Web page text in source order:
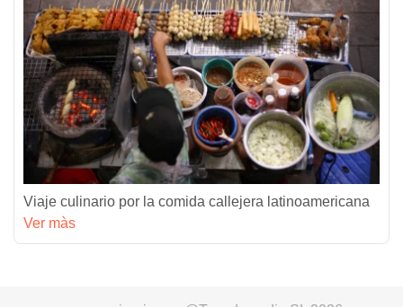
Viaje culinario por la comida callejera latinoamericana
Ver màs